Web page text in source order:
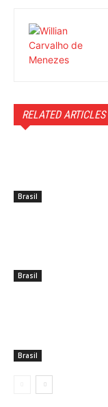
RELATED ARTICLES
Brasil
Brasil
Brasil